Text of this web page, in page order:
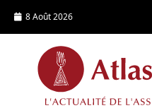
8 Août 2026